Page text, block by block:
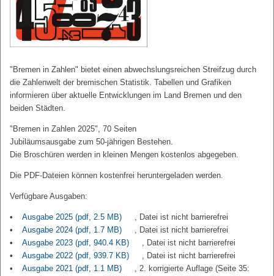
"Bremen in Zahlen" bietet einen abwechslungsreichen Streifzug durch
die Zahlenwelt der bremischen Statistik. Tabellen und Grafiken
informieren über aktuelle Entwicklungen im Land Bremen und den
beiden Städten.
"Bremen in Zahlen 2025", 70 Seiten
Jubiläumsausgabe zum 50-jährigen Bestehen.
Die Broschüren werden in kleinen Mengen kostenlos abgegeben.
Die PDF-Dateien können kostenfrei heruntergeladen werden.
Verfügbare Ausgaben:
Ausgabe 2025 (pdf, 2.5 MB)
, Datei ist nicht barrierefrei
Ausgabe 2024 (pdf, 1.7 MB)
, Datei ist nicht barrierefrei
Ausgabe 2023 (pdf, 940.4 KB)
, Datei ist nicht barrierefrei
Ausgabe 2022 (pdf, 939.7 KB)
, Datei ist nicht barrierefrei
Ausgabe 2021 (pdf, 1.1 MB)
, 2. korrigierte Auflage (Seite 35: